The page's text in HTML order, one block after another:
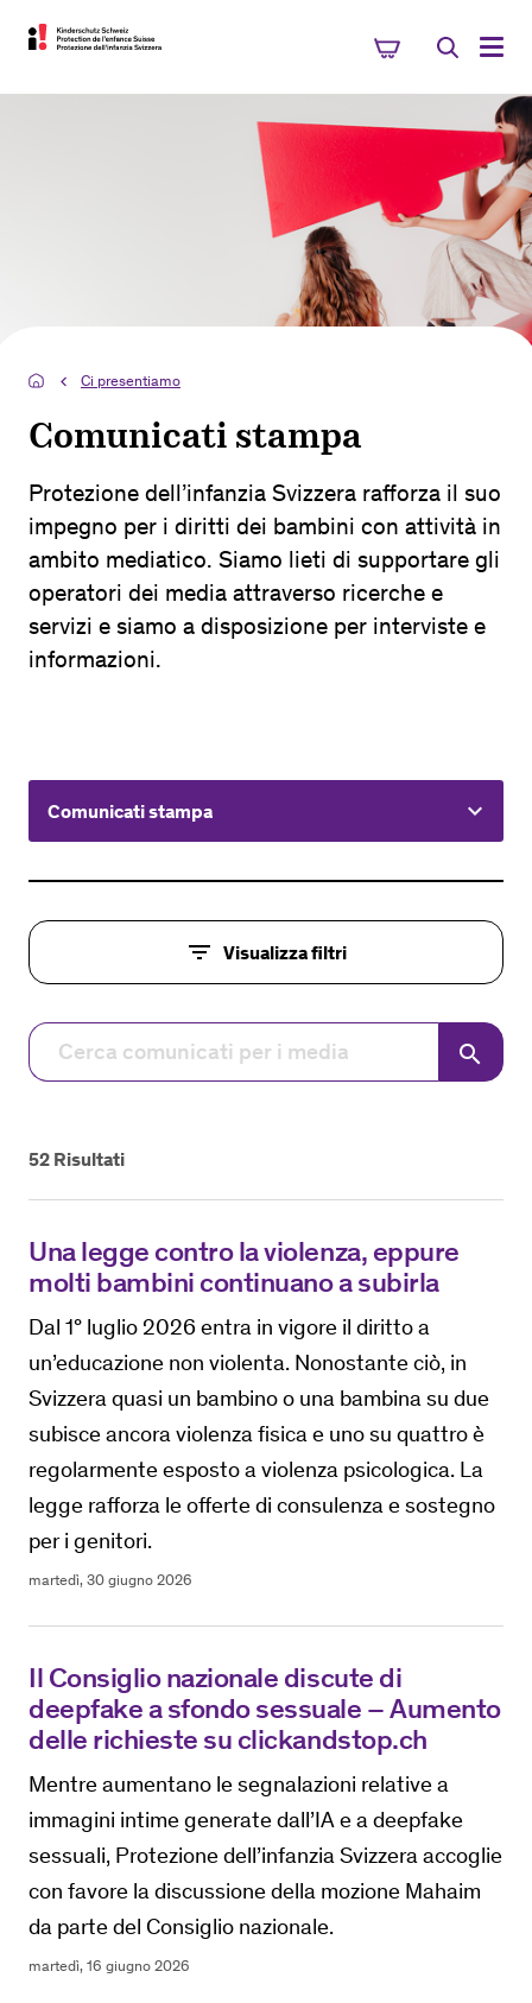
Ci presentiamo
Comunicati stampa
Protezione dell’infanzia Svizzera rafforza il suo
impegno per i diritti dei bambini con attività in
ambito mediatico. Siamo lieti di supportare gli
operatori dei media attraverso ricerche e
servizi e siamo a disposizione per interviste e
informazioni.
Comunicati stampa keyboard_arrow_down
filter_list Visualizza filtri
search
52 Risultati
Una legge contro la violenza, eppure
molti bambini continuano a subirla
martedì, 30 giugno 2026
Dal 1° luglio 2026 entra in vigore il diritto a
un’educazione non violenta. Nonostante ciò, in
Svizzera quasi un bambino o una bambina su due
subisce ancora violenza fisica e uno su quattro è
regolarmente esposto a violenza psicologica. La
legge rafforza le offerte di consulenza e sostegno
per i genitori.
Il Consiglio nazionale discute di
deepfake a sfondo sessuale – Aumento
delle richieste su clickandstop.ch
martedì, 16 giugno 2026
Mentre aumentano le segnalazioni relative a
immagini intime generate dall’IA e a deepfake
sessuali, Protezione dell’infanzia Svizzera accoglie
con favore la discussione della mozione Mahaim
da parte del Consiglio nazionale.